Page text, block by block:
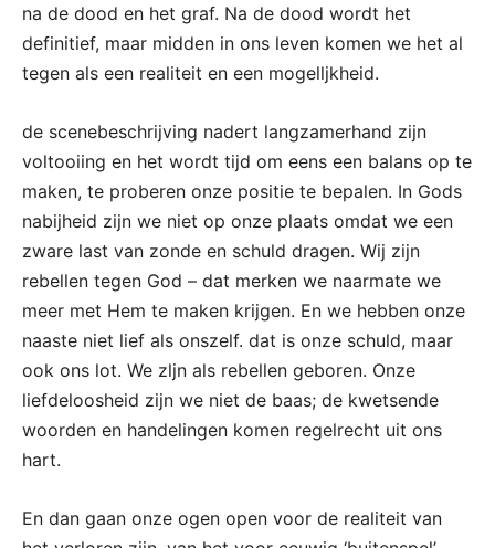
na de dood en het graf. Na de dood wordt het
definitief, maar midden in ons leven komen we het al
tegen als een realiteit en een mogelljkheid.
de scenebeschrijving nadert langzamerhand zijn
voltooiing en het wordt tijd om eens een balans op te
maken, te proberen onze positie te bepalen. In Gods
nabijheid zijn we niet op onze plaats omdat we een
zware last van zonde en schuld dragen. Wij zijn
rebellen tegen God – dat merken we naarmate we
meer met Hem te maken krijgen. En we hebben onze
naaste niet lief als onszelf. dat is onze schuld, maar
ook ons lot. We zljn als rebellen geboren. Onze
liefdeloosheid zijn we niet de baas; de kwetsende
woorden en handelingen komen regelrecht uit ons
hart.
En dan gaan onze ogen open voor de realiteit van